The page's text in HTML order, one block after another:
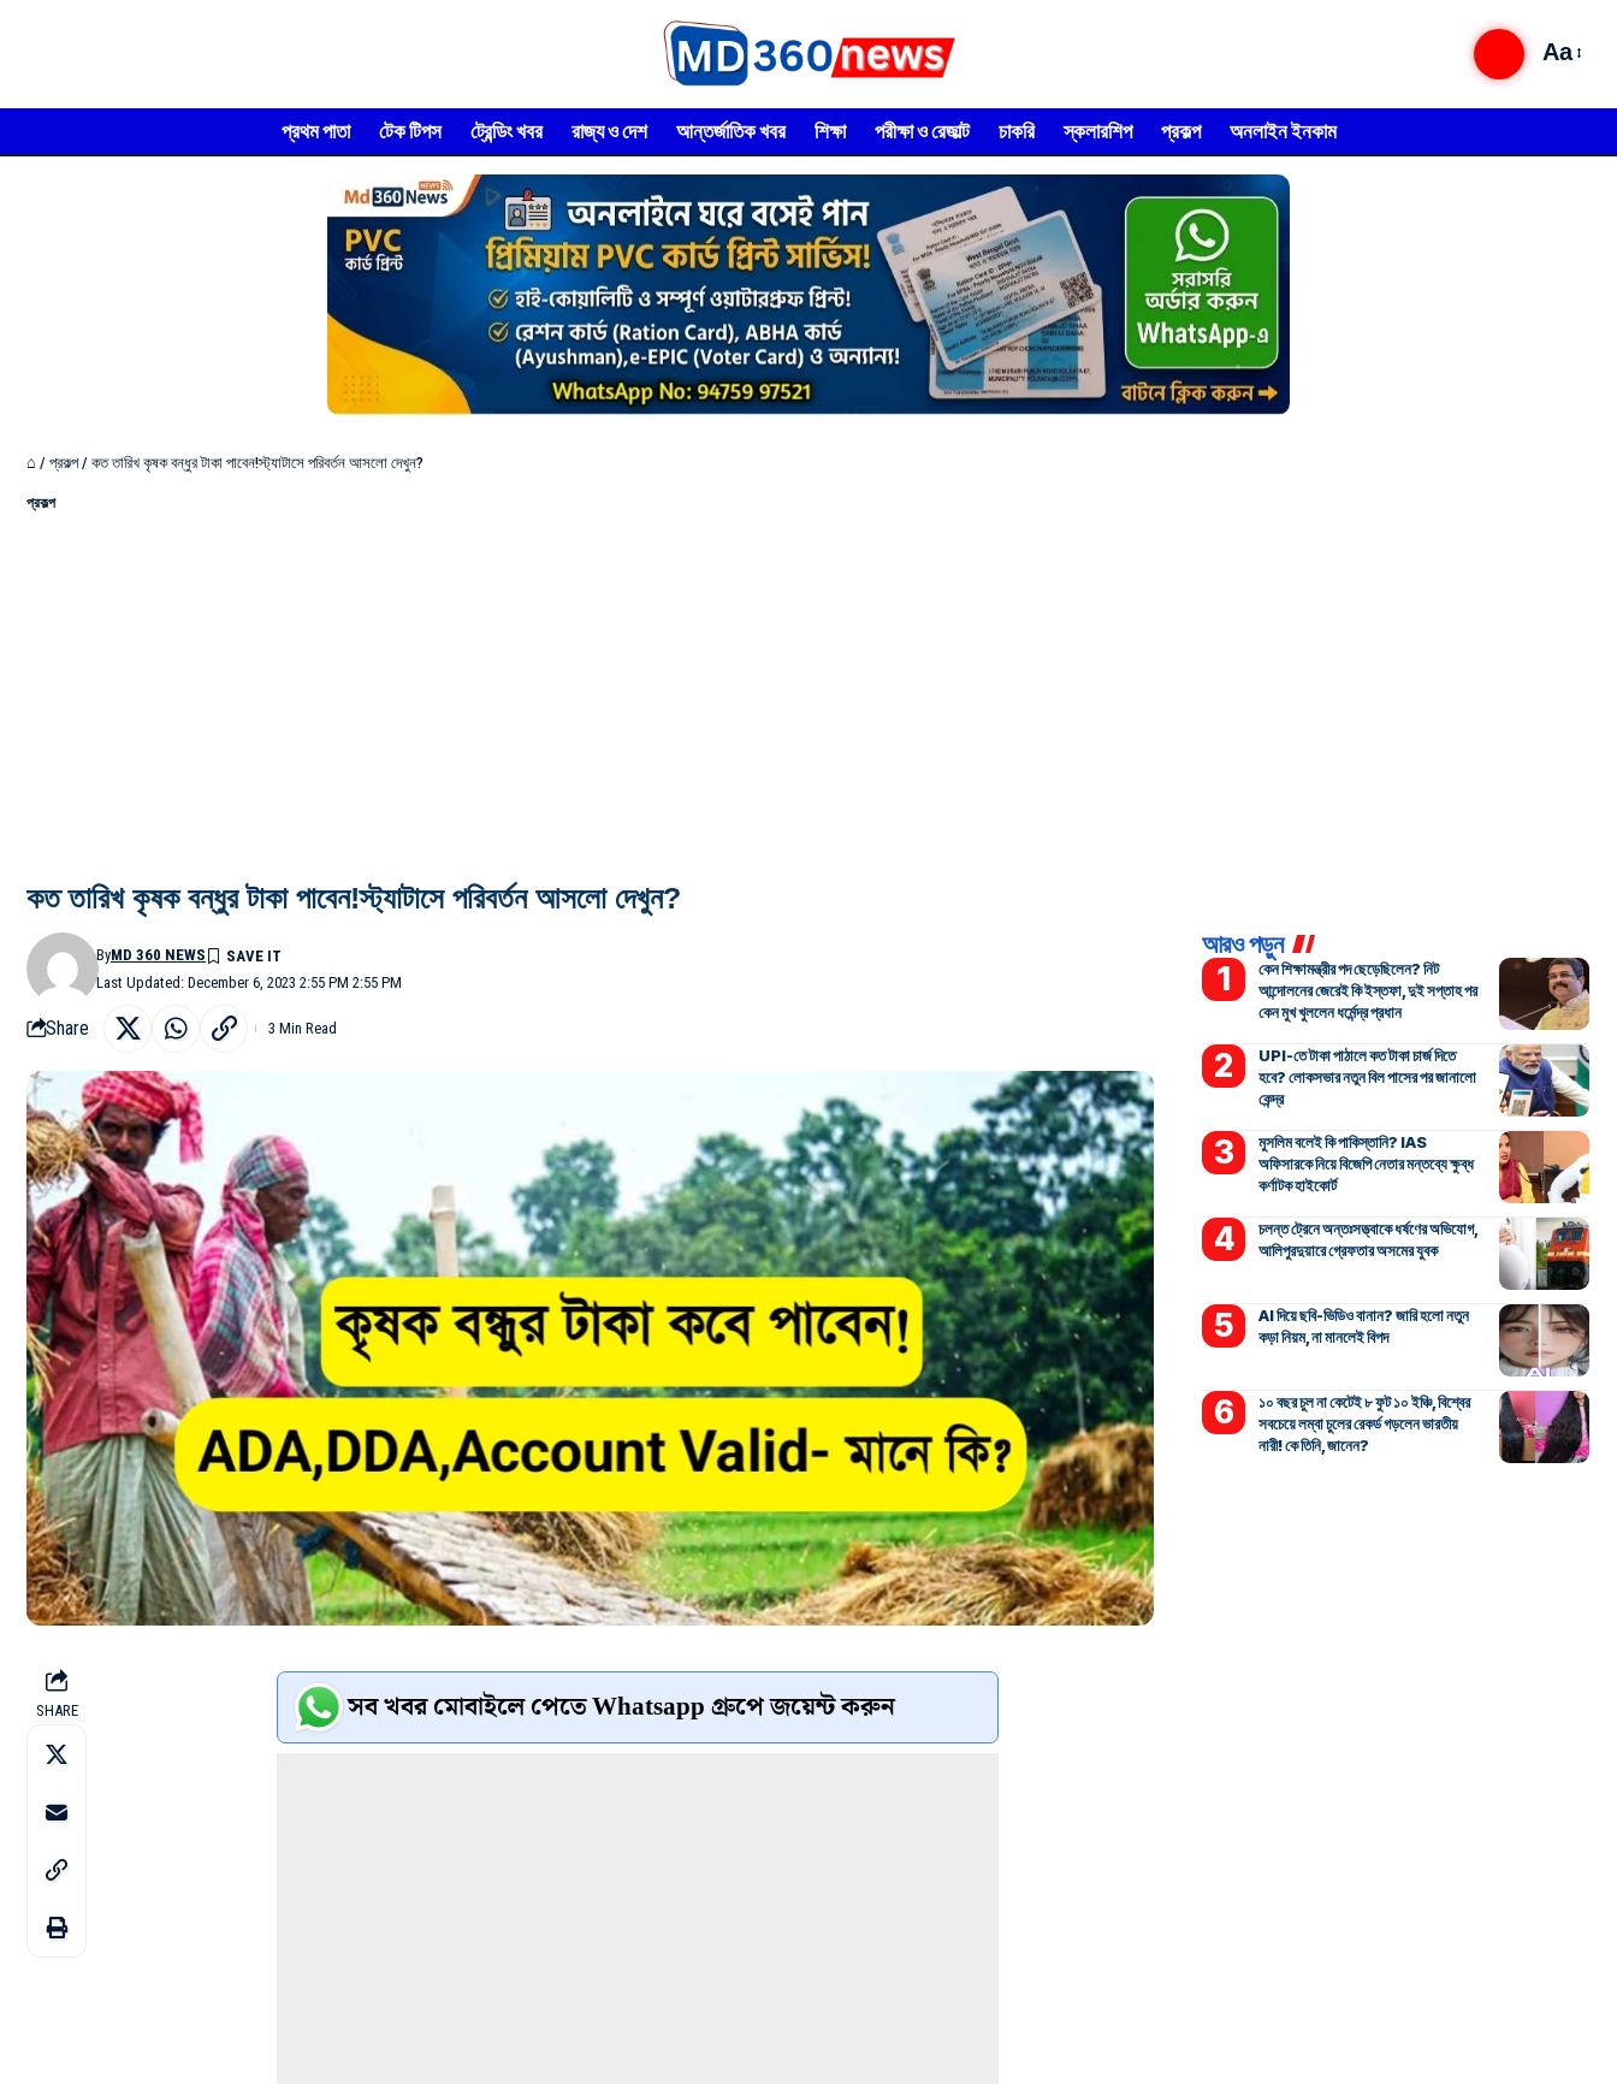
Aa
প্রথম পাতা টেক টিপস ট্রেন্ডিং খবর রাজ্য ও দেশ আন্তর্জাতিক খবর শিক্ষা পরীক্ষা ও রেজাল্ট চাকরি স্কলারশিপ প্রকল্প অনলাইন ইনকাম
⌂ / প্রকল্প/ কত তারিখ কৃষক বন্ধুর টাকা পাবেন!স্ট্যাটাসে পরিবর্তন আসলো দেখুন?
প্রকল্প
কত তারিখ কৃষক বন্ধুর টাকা পাবেন!স্ট্যাটাসে পরিবর্তন আসলো দেখুন?
Last Updated: December 6, 2023 2:55 PM 2:55 PM
ByMD 360 NEWS
Share 3 Min Read
SHARE সব খবর মোবাইলে পেতে Whatsapp গ্রুপে জয়েন্ট করুন
আরও পড়ুন
কেন শিক্ষামন্ত্রীর পদ ছেড়েছিলেন? নিট
আন্দোলনের জেরেই কি ইস্তফা, দুই সপ্তাহ পর
কেন মুখ খুললেন ধর্মেন্দ্র প্রধান
UPI-তে টাকা পাঠালে কত টাকা চার্জ দিতে
হবে? লোকসভার নতুন বিল পাসের পর জানালো
কেন্দ্র
মুসলিম বলেই কি পাকিস্তানি? IAS
অফিসারকে নিয়ে বিজেপি নেতার মন্তব্যে ক্ষুব্ধ
কর্ণাটক হাইকোর্ট
চলন্ত ট্রেনে অন্তঃসত্ত্বাকে ধর্ষণের অভিযোগ,
আলিপুরদুয়ারে গ্রেফতার অসমের যুবক
AI দিয়ে ছবি-ভিডিও বানান? জারি হলো নতুন
কড়া নিয়ম, না মানলেই বিপদ
১০ বছর চুল না কেটেই ৮ ফুট ১০ ইঞ্চি, বিশ্বের
সবচেয়ে লম্বা চুলের রেকর্ড গড়লেন ভারতীয়
নারী! কে তিনি, জানেন?